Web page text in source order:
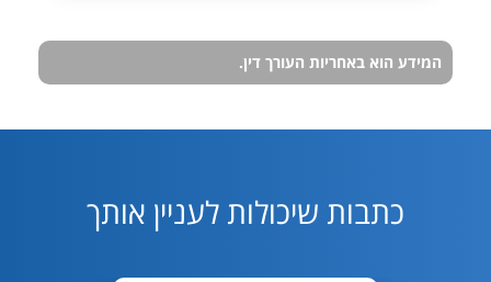
המידע הוא באחריות העורך דין.
כתבות שיכולות לעניין אותך